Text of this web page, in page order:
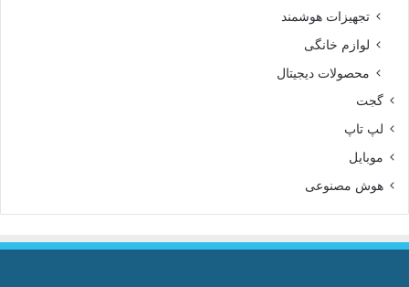
تجهیزات هوشمند
لوازم خانگی
محصولات دیجیتال
گجت
لپ تاپ
موبایل
هوش مصنوعی